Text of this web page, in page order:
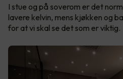
I stue og på soverom er det
lavere kelvin, mens kjøkken og
for at vi skal se det som er viktig.